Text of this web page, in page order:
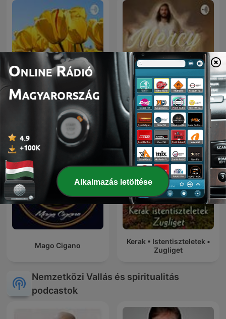
a1 Mercy
Mago Cigano
Kerak • Istentiszteletek •
Zugliget
Nemzetközi Vallás és spiritualitás
podcastok
Alkalmazás letöltése